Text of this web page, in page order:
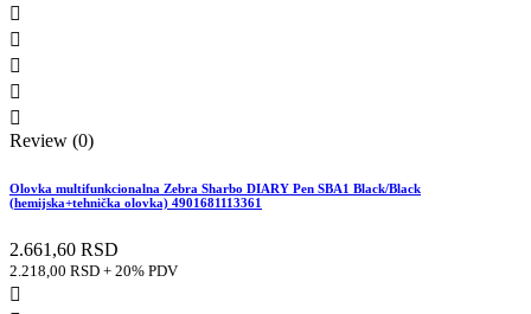





Review (0)
Olovka multifunkcionalna Zebra Sharbo DIARY Pen SBA1 Black/Black
(hemijska+tehnička olovka) 4901681113361
2.661,60 RSD
2.218,00 RSD + 20% PDV
